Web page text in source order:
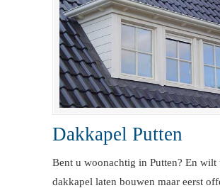
Dakkapel Putten
Bent u woonachtig in Putten? En wilt
dakkapel laten bouwen maar eerst